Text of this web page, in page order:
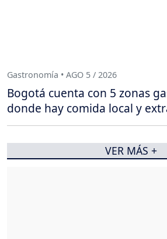
Gastronomía • AGO 5 / 2026
Bogotá cuenta con 5 zonas
donde hay comida local y
VER MÁS +